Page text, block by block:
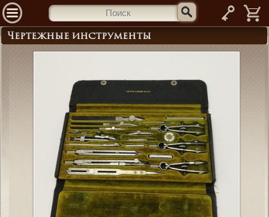
—
Чертежные инструменты